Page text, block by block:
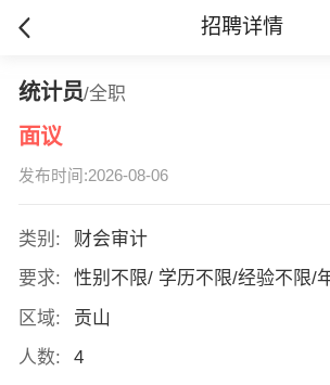
招聘详情
统计员/全职
面议
发布时间:2026-08-06
类别:
财会审计
要求:
性别不限/ 学历不限/经验不限/
区域:
贡山
人数:
4